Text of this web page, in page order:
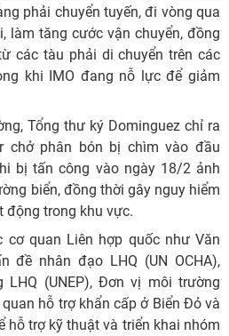
phải chuyển tuyến, đi vòng qua
làm tăng cước vận chuyển, đồng
các tàu phải di chuyển trên các
khi IMO đang nỗ lực để giảm
Tổng thư ký Dominguez chỉ ra
chở phân bón bị chìm vào đầu
bị tấn công vào ngày 18/2 ảnh
biển, đồng thời gây nguy hiểm
động trong khu vực.
cơ quan Liên hợp quốc như Văn
đề nhân đạo LHQ (UN OCHA),
LHQ (UNEP), Đơn vị môi trường
quan hỗ trợ khẩn cấp ở Biển Đỏ và
hỗ trợ kỹ thuật và triển khai nhóm